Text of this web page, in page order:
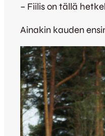
– Fiilis on tällä
Ainakin kauden